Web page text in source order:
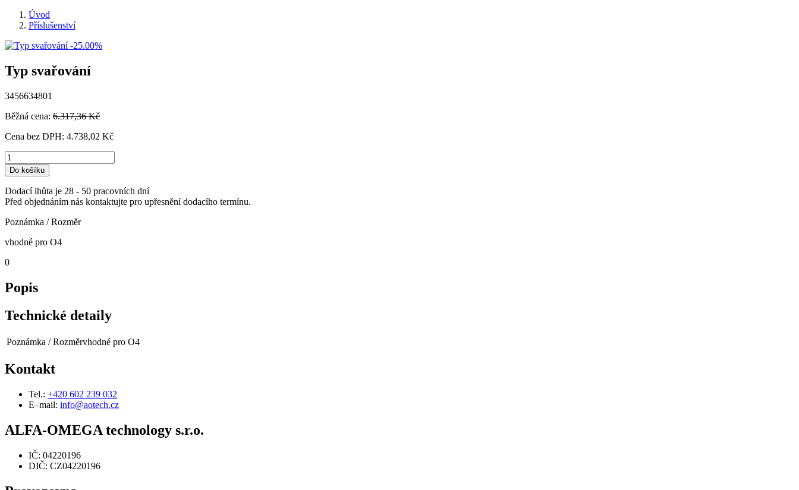
Úvod
Příslušenství
-25.00%
Typ svařování
3456634801
Běžná cena: 6.317,36 Kč
Cena bez DPH: 4.738,02 Kč
Do košíku
Dodací lhůta je 28 - 50 pracovních dní
Před objednáním nás kontaktujte pro upřesnění dodacího termínu.
Poznámka / Rozměr
vhodné pro O4
0
Popis
Technické detaily
Poznámka / Rozměrvhodné pro O4
Kontakt
Tel.: +420 602 239 032
E–mail: info@aotech.cz
ALFA-OMEGA technology s.r.o.
IČ: 04220196
DIČ: CZ04220196